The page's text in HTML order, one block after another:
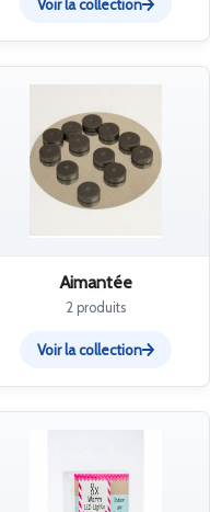
Voir la collection
Aimantée
2 produits
Voir la collection